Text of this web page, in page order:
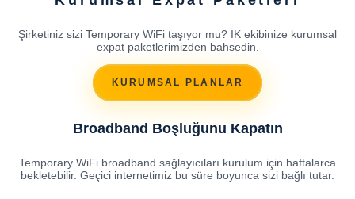
Şirketiniz sizi Temporary WiFi taşıyor mu? İK ekibinize kurumsal
expat paketlerimizden bahsedin.
KURUMSAL PLANLAR
Broadband Boşluğunu Kapatın
Temporary WiFi broadband sağlayıcıları kurulum için haftalarca
bekletebilir. Geçici internetimiz bu süre boyunca sizi bağlı tutar.